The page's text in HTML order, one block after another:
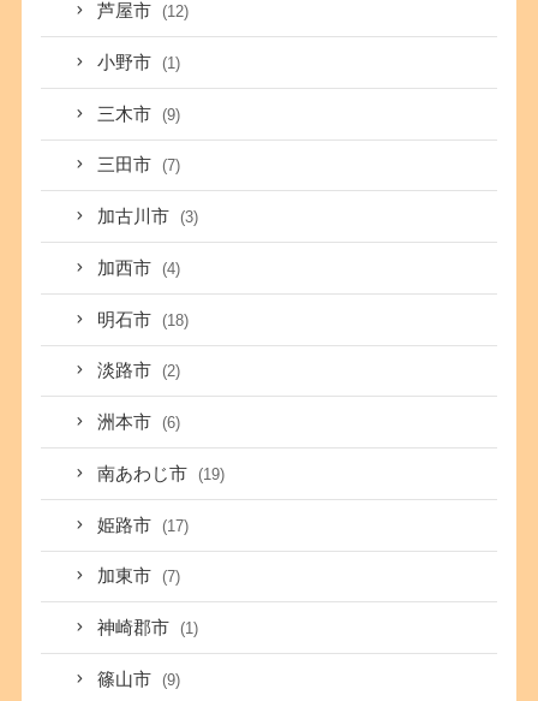
芦屋市 (12)
小野市 (1)
三木市 (9)
三田市 (7)
加古川市 (3)
加西市 (4)
明石市 (18)
淡路市 (2)
洲本市 (6)
南あわじ市 (19)
姫路市 (17)
加東市 (7)
神崎郡市 (1)
篠山市 (9)